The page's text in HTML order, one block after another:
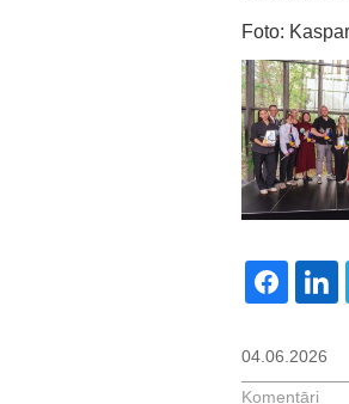
Foto:
04.06.2026
Komentāri